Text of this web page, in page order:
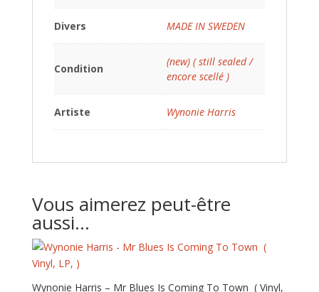
Divers MADE IN SWEDEN
Condition
(new) ( still sealed /
encore scellé )
Artiste Wynonie Harris
Vous aimerez peut-être
aussi…
Wynonie Harris – Mr Blues Is Coming To Town ‎ ( Vinyl,